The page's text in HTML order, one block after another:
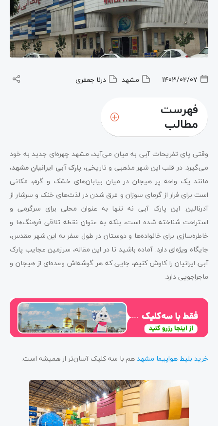
1403/02/07 مشهد درنا جعفری
فهرست
مطالب
پارک آبی ایرانیان مشهد
وقتی پای تفریحات آبی به میان می‌آید، مشهد چهره‌ای جدید به خود
می‌گیرد. در قلب این شهر مذهبی و تاریخی، پارک آبی ایرانیان مشهد،
مانند یک واحه پر هیجان در میان بیابان‌های خشک و گرم، مکانی
است برای فرار از گرمای سوزان و غرق شدن در لذت‌های خنک و سرشار از
آدرنالین. این پارک آبی نه تنها به عنوان محلی برای سرگرمی و
استراحت شناخته شده است، بلکه به عنوان نقطه تلاقی فرهنگ‌ها و
خاطره‌سازی برای خانواده‌ها و دوستان در طول سفر به این شهر مقدس،
جایگاه ویژه‌ای دارد. آماده باشید تا در این مقاله، سرزمین عجایب پارک
آبی ایرانیان را کاوش کنیم، جایی که هر گوشه‌اش وعده‌ای از هیجان و
ماجراجویی دارد.
خرید بلیط هواپیما مشهدهم با سه کلیک آسان‌تر از همیشه است.